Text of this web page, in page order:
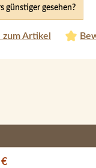
günstiger gesehen?
zum Artikel